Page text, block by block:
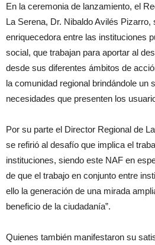
En la ceremonia de lanzamiento, el
La Serena, Dr. Nibaldo Avilés Pizarro,
enriquecedora entre las instituciones
social, que trabajan para aportar al
desde sus diferentes ámbitos de
la comunidad regional brindándole un
necesidades que presenten los
Por su parte el Director Regional de
se refirió al desafío que implica el
instituciones, siendo este NAF en
de que el trabajo en conjunto entre
ello la generación de una mirada
beneficio de la ciudadanía”.
Quienes también manifestaron su